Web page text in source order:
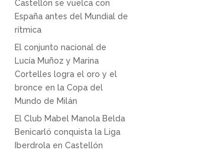
Castellón se vuelca con
España antes del Mundial de
rítmica
El conjunto nacional de
Lucía Muñoz y Marina
Cortelles logra el oro y el
bronce en la Copa del
Mundo de Milán
El Club Mabel Manola Belda
Benicarló conquista la Liga
Iberdrola en Castellón